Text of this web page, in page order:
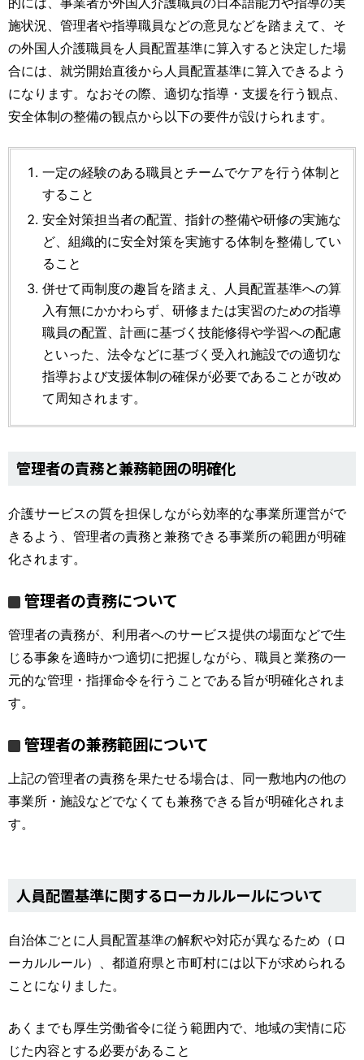
施状況、管理者や指導職員などの意見などを踏まえて、そ
の外国人介護職員を人員配置基準に算入すると決定した場
合には、就労開始直後から人員配置基準に算入できるよう
になります。なおその際、適切な指導・支援を行う観点、
安全体制の整備の観点から以下の要件が設けられます。
一定の経験のある職員とチームでケアを行う体制と
すること
安全対策担当者の配置、指針の整備や研修の実施な
ど、組織的に安全対策を実施する体制を整備してい
ること
併せて両制度の趣旨を踏まえ、人員配置基準への算
入有無にかかわらず、研修または実習のための指導
職員の配置、計画に基づく技能修得や学習への配慮
といった、法令などに基づく受入れ施設での適切な
指導および支援体制の確保が必要であることが改め
て周知されます。
管理者の責務と兼務範囲の明確化
介護サービスの質を担保しながら効率的な事業所運営がで
きるよう、管理者の責務と兼務できる事業所の範囲が明確
化されます。
管理者の責務について
管理者の責務が、利用者へのサービス提供の場面などで生
じる事象を適時かつ適切に把握しながら、職員と業務の一
元的な管理・指揮命令を行うことである旨が明確化されま
す。
管理者の兼務範囲について
上記の管理者の責務を果たせる場合は、同一敷地内の他の
事業所・施設などでなくても兼務できる旨が明確化されま
す。
人員配置基準に関するローカルルールについて
自治体ごとに人員配置基準の解釈や対応が異なるため（ロ
ーカルルール）、都道府県と市町村には以下が求められる
ことになりました。
あくまでも厚生労働省令に従う範囲内で、地域の実情に応
じた内容とする必要があること